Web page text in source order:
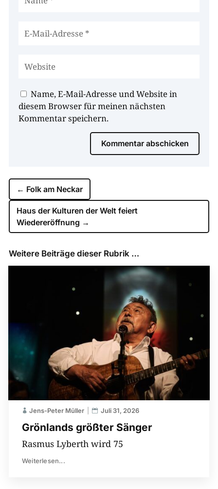
Name, E-Mail-Adresse und Website in
diesem Browser für meinen nächsten
Kommentar speichern.
Kommentar abschicken
← Folk am Neckar
Haus der Kulturen der Welt feiert
Wiedereröffnung →
Weitere Beiträge dieser Rubrik …
Grönlands größter Sänger
Jens-Peter Müller Juli 31, 2026
Rasmus Lyberth wird 75
Weiterlesen...